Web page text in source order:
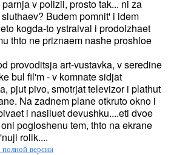
v polizii, prosto tak... ni za
Budem pomnit' i idem
kogda-to ystraival i prodolzhaet
thto ne priznaem nashe proshloe
provoditsja art-vustavka, v seredine
bul fil'm - v komnate sidjat
pjut pivo, smotrjat televizor i plathut
Na zadnem plane otkruto okno i
i nasiluet devushku....eti dvoe
pogloshenu tem, thto na ekrane
rolik....
версии